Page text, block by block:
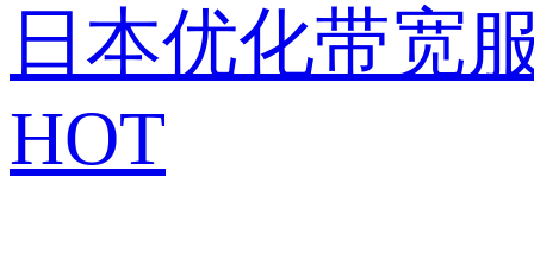
日本优化带宽
HOT